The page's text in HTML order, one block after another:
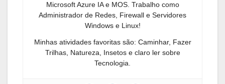
Microsoft Azure IA e MOS. Trabalho como
Administrador de Redes, Firewall e Servidores
Windows e Linux!
Minhas atividades favoritas são: Caminhar, Fazer
Trilhas, Natureza, Insetos e claro ler sobre
Tecnologia.